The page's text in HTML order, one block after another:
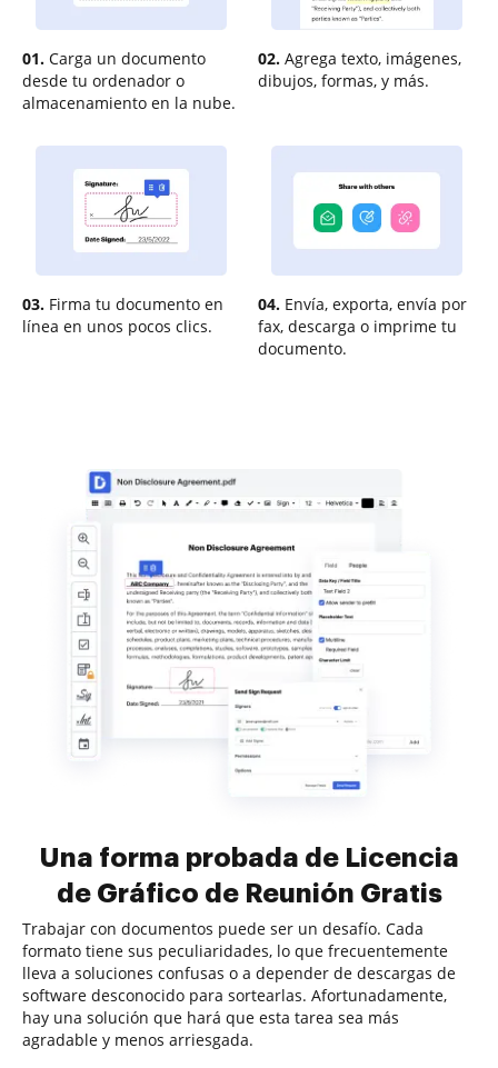
01. Carga un documento
desde tu ordenador o
almacenamiento en la nube.
02. Agrega texto, imágenes,
dibujos, formas, y más.
03. Firma tu documento en
línea en unos pocos clics.
04. Envía, exporta, envía por
fax, descarga o imprime tu
documento.
Una forma probada de Licencia
de Gráfico de Reunión Gratis
Trabajar con documentos puede ser un desafío. Cada
formato tiene sus peculiaridades, lo que frecuentemente
lleva a soluciones confusas o a depender de descargas de
software desconocido para sortearlas. Afortunadamente,
hay una solución que hará que esta tarea sea más
agradable y menos arriesgada.